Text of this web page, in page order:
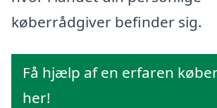
køberrådgiver befinder sig.
Få hjælp af en erfaren
her!